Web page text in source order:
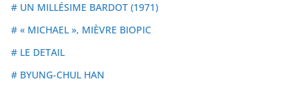
# UN MILLÉSIME BARDOT (1971)
# « MICHAEL », MIÈVRE BIOPIC
# LE DETAIL
# BYUNG-CHUL HAN